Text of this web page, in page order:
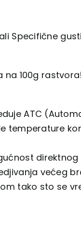
Specifične
na 100g rastvora!
ATC
temperature
većeg
tako sto se